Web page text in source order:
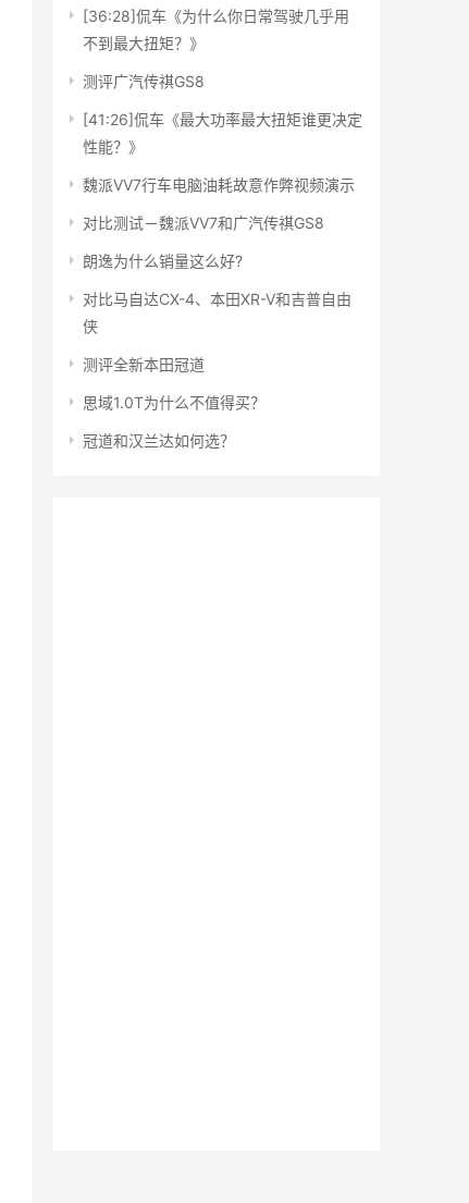
[36:28]侃车《为什么你日常驾驶几乎用
不到最大扭矩？》
测评广汽传祺GS8
[41:26]侃车《最大功率最大扭矩谁更决定
性能？》
魏派VV7行车电脑油耗故意作弊视频演示
对比测试－魏派VV7和广汽传祺GS8
朗逸为什么销量这么好?
对比马自达CX-4、本田XR-V和吉普自由
侠
测评全新本田冠道
思域1.0T为什么不值得买？
冠道和汉兰达如何选？